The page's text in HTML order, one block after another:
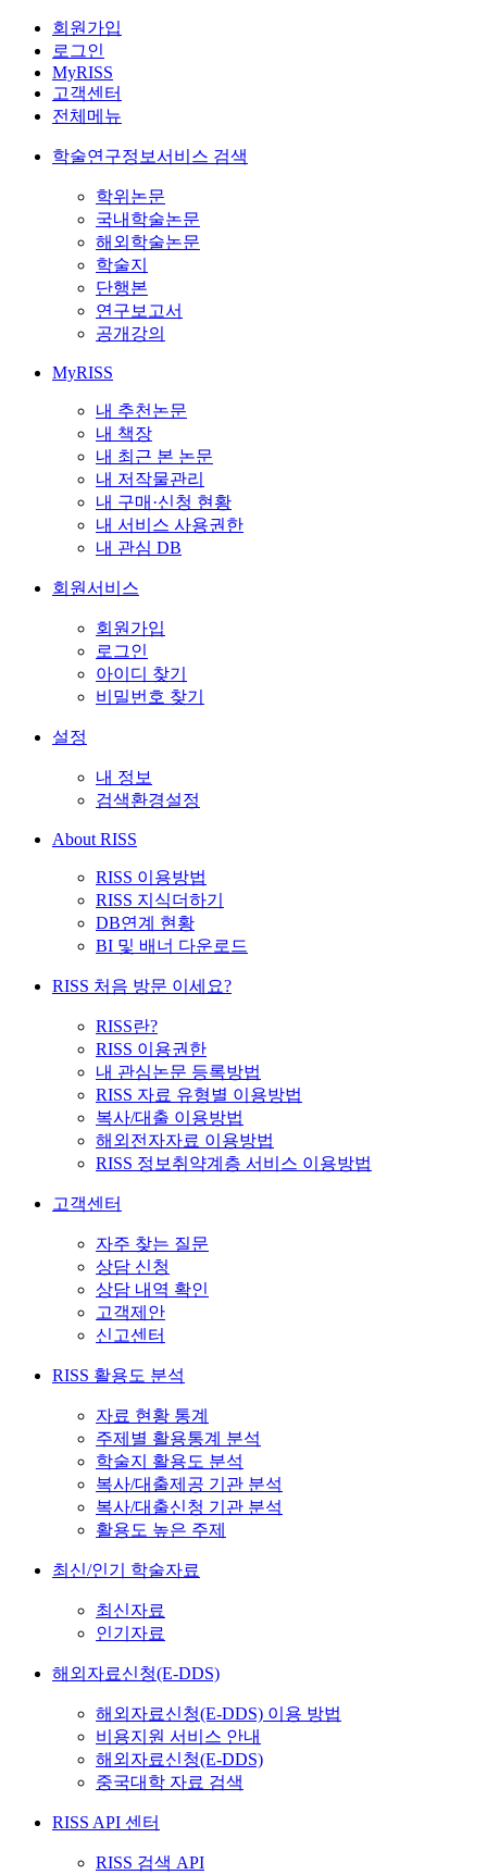
회원가입
로그인
MyRISS
고객센터
전체메뉴
학술연구정보서비스 검색
학위논문
국내학술논문
해외학술논문
학술지
단행본
연구보고서
공개강의
MyRISS
내 추천논문
내 책장
내 최근 본 논문
내 저작물관리
내 구매·신청 현황
내 서비스 사용권한
내 관심 DB
회원서비스
회원가입
로그인
아이디 찾기
비밀번호 찾기
설정
내 정보
검색환경설정
About RISS
RISS 이용방법
RISS 지식더하기
DB연계 현황
BI 및 배너 다운로드
RISS 처음 방문 이세요?
RISS란?
RISS 이용권한
내 관심논문 등록방법
RISS 자료 유형별 이용방법
복사/대출 이용방법
해외전자자료 이용방법
RISS 정보취약계층 서비스 이용방법
고객센터
자주 찾는 질문
상담 신청
상담 내역 확인
고객제안
신고센터
RISS 활용도 분석
자료 현황 통계
주제별 활용통계 분석
학술지 활용도 분석
복사/대출제공 기관 분석
복사/대출신청 기관 분석
활용도 높은 주제
최신/인기 학술자료
최신자료
인기자료
해외자료신청(E-DDS)
해외자료신청(E-DDS) 이용 방법
비용지원 서비스 안내
해외자료신청(E-DDS)
중국대학 자료 검색
RISS API 센터
RISS 검색 API